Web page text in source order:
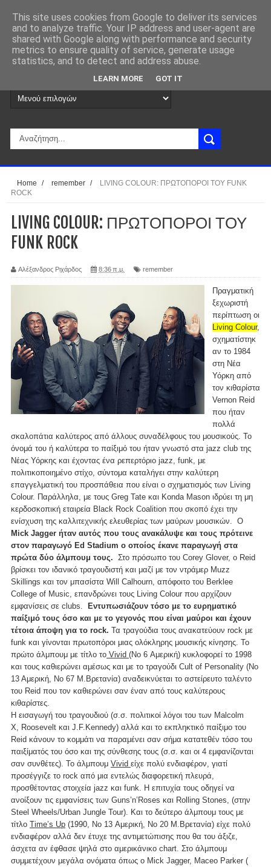
Home / remember /
LIVING COLOUR: ΠΡΩΤΟΠΟΡΟΙ ΤΟΥ FUNK
ROCK
LIVING COLOUR: ΠΡΩΤΟΠΟΡΟΙ ΤΟΥ
FUNK ROCK
Αλέξανδρος Ριχάρδος 8:36 π.μ. remember
Πραγματική
ξεχωριστή
περίπτωση οι
Living Colour,
σχηματίστηκ
αν το 1984
στη Νέα
Υόρκη από
τον κιθαρίστα
Vernon Reid
που ήταν
πολλά
σκαλοπάτια καλύτερος από άλλους συναδέλφους του μουσικούς. Το
όνομά του ή καλύτερα το παίξιμό του ήταν γνωστό στα jazz club της
Νέας Υόρκης και έχοντας ένα ρεπερτόριο jazz, funk, με
πολιτικοποιημένο στίχο, σύντομα καταλήγει στην καλύτερη
επαγγελματική του προσπάθεια που είναι ο σχηματισμός των Living
Colour. Παράλληλα, με τους Greg Tate και Konda Mason ιδρύει τη μη
κερδοσκοπική εταιρεία Black Rock Coalition που σκοπό έχει την
ενίσχυση της καλλιτεχνικής ελευθερίας των μαύρων μουσικών. O
Mick Jagger ήταν αυτός που τους ανακάλυψε και τους πρότεινε
στον παραγωγό Ed Stadium ο οποίος έκανε παραγωγή στα
πρώτα δύο άλμπουμ τους. Στο πρόσωπο του Corey Glover, ο Reid
βρίσκει τον ιδανικό τραγουδιστή και μαζί με τον ντράμερ Muzz
Skillings και τον μπασίστα Will Calhourn, απόφοιτο του Berklee
College of Music, επανδρώνει τους Living Colour που αρχίζουν
εμφανίσεις σε clubs.
Εντυπωσιάζουν τόσο με το ευρηματικό
παίξιμό τους όσο και με το γεγονός που είναι μαύροι και έχουν
τέτοια άποψη για το rock. Τα τραγούδια τους ανακατεύουν rock με
funk και γίνονται πρωτοπόροι μιας ολόκληρης μουσικής κίνησης. To
πρώτο άλμπουμ με τίτλο το Vivid (No 6 Αμερική) κυκλοφορεί το 1998
και τους καθιερώνει αμέσως και με το τραγούδι Cult of Personality (Νο
13 Αμερική, Νο 67 Μ.Βρετανία) αναδεικνύεται το αστείρευτο ταλέντο
του Reid που τον καθιερώνει σαν έναν από τους καλύτερους
κιθαρίστες.
Η εισαγωγή του τραγουδιού (σ.σ. πολιτικοί λόγοι του των Malcolm
X, Roosevelt και J.F.Kennedy) αλλά και το εκπληκτικό παίξιμο του
Reid κάνουν το κομμάτι να παραμένει σαν σήμα κατατεθέν τόσο του
παιξίματός του όσο και της σύνθεσης τους (σ.σ. και οι 4 εμφανίζονται
σαν συνθέτες). Το άλμπουμ Vivid είχε πολύ ενδιαφέρον, γιατί
προσέγγιζε το rock από μια εντελώς διαφορετική πλευρά,
προσθέτοντας στοιχεία jazz και funk. Η επιτυχία τους οδηγεί να
ανοίξουν τις εμφανίσεις των Guns’n’Roses και Rolling Stones, (στην
Steel Wheels/Urban Jungle Tour). Και το δεύτερο άλμπουμ τους με
τίτλο Time’s Up (1990, No 13 Αμερική, Νο 20 Μ.Βρετανία) είχε πολύ
ενδιαφέρον αλλά δεν έτυχε της αντιμετώπισης που θα του άξιζε,
άσχετα αν έφθασε ψηλά στο αμερικάνικο chart. Στο άλμπουμ
συμμετέχουν μεγάλα ονόματα όπως ο Mick Jagger, Maceo Parker (
This site uses cookies from Google to deliver its services
and to analyze traffic. Your IP address and user-agent are
shared with Google along with performance and security
metrics to ensure quality of service, generate usage
statistics, and to detect and address abuse.
LEARN MORE GOT IT